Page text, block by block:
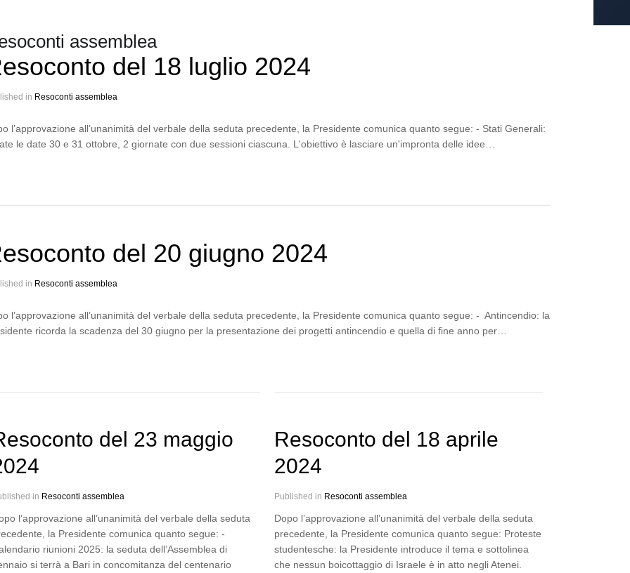
assemblea
del 18 luglio 2024
in Resoconti assemblea
l’approvazione all’unanimità del verbale della seduta precedente, la Presidente comunica quanto segue: - Stati Generali:
le date 30 e 31 ottobre, 2 giornate con due sessioni ciascuna. L'obiettivo è lasciare un'impronta delle idee…
del 20 giugno 2024
in Resoconti assemblea
l’approvazione all’unanimità del verbale della seduta precedente, la Presidente comunica quanto segue: - Antincendio: la
ricorda la scadenza del 30 giugno per la presentazione dei progetti antincendio e quella di fine anno per…
del 23 maggio
in Resoconti assemblea
l’approvazione all’unanimità del verbale della seduta
la Presidente comunica quanto segue: -
riunioni 2025: la seduta dell’Assemblea di
si terrà a Bari in concomitanza del centenario
Resoconto del 18 aprile
2024
Published in Resoconti assemblea
Dopo l’approvazione all’unanimità del verbale della seduta
precedente, la Presidente comunica quanto segue: Proteste
studentesche: la Presidente introduce il tema e sottolinea
che nessun boicottaggio di Israele è in atto negli Atenei.